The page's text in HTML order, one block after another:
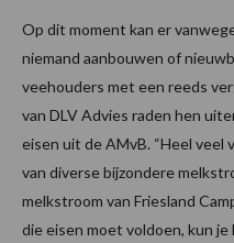
Op dit moment kan er
niemand aanbouwen of
veehouders met een reeds
van DLV Advies raden hen
eisen uit de AMvB. “Heel veel
van diverse bijzondere
melkstroom van Friesland
die eisen moet voldoen, kun